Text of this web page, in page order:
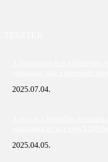
2025.07.04.
2025.04.05.